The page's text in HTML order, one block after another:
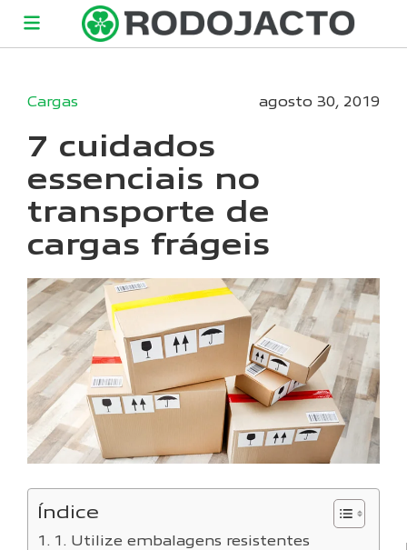
Cargas agosto 30, 2019
7 cuidados
essenciais no
transporte de
cargas frágeis
Índice
1. Utilize embalagens resistentes